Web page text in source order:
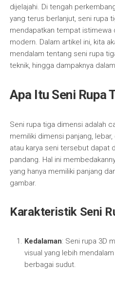
dijelajahi. Di tengah
yang terus berlanjut, seni rupa
mendapatkan tempat istimewa
modern. Dalam artikel ini, kita
mendalam tentang seni rupa
teknik, hingga dampaknya
Apa Itu Seni Rupa
Seni rupa tiga dimensi adalah
memiliki dimensi panjang,
atau karya seni tersebut dapat
pandang. Hal ini
yang hanya memiliki panjang
gambar.
Karakteristik Seni
Kedalaman: Seni rupa 3D
visual yang lebih
berbagai sudut.